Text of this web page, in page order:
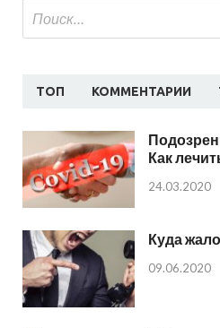
ТОП КОММЕНТАРИИ
Как
24.03.2020
Куда
09.06.2020